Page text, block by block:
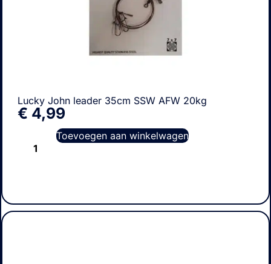
Lucky John leader 35cm SSW AFW 20kg
€ 4,99
Toevoegen aan winkelwagen